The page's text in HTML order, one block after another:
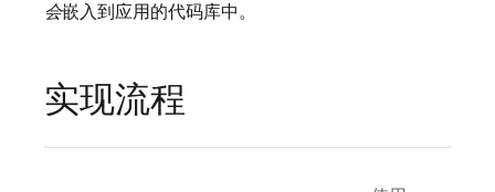
会嵌入到应用的代码库中。
实现流程